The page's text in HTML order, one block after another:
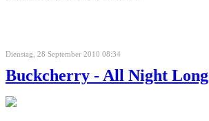
Dienstag, 28 September 2010 08:34
Buckcherry - All Night Long